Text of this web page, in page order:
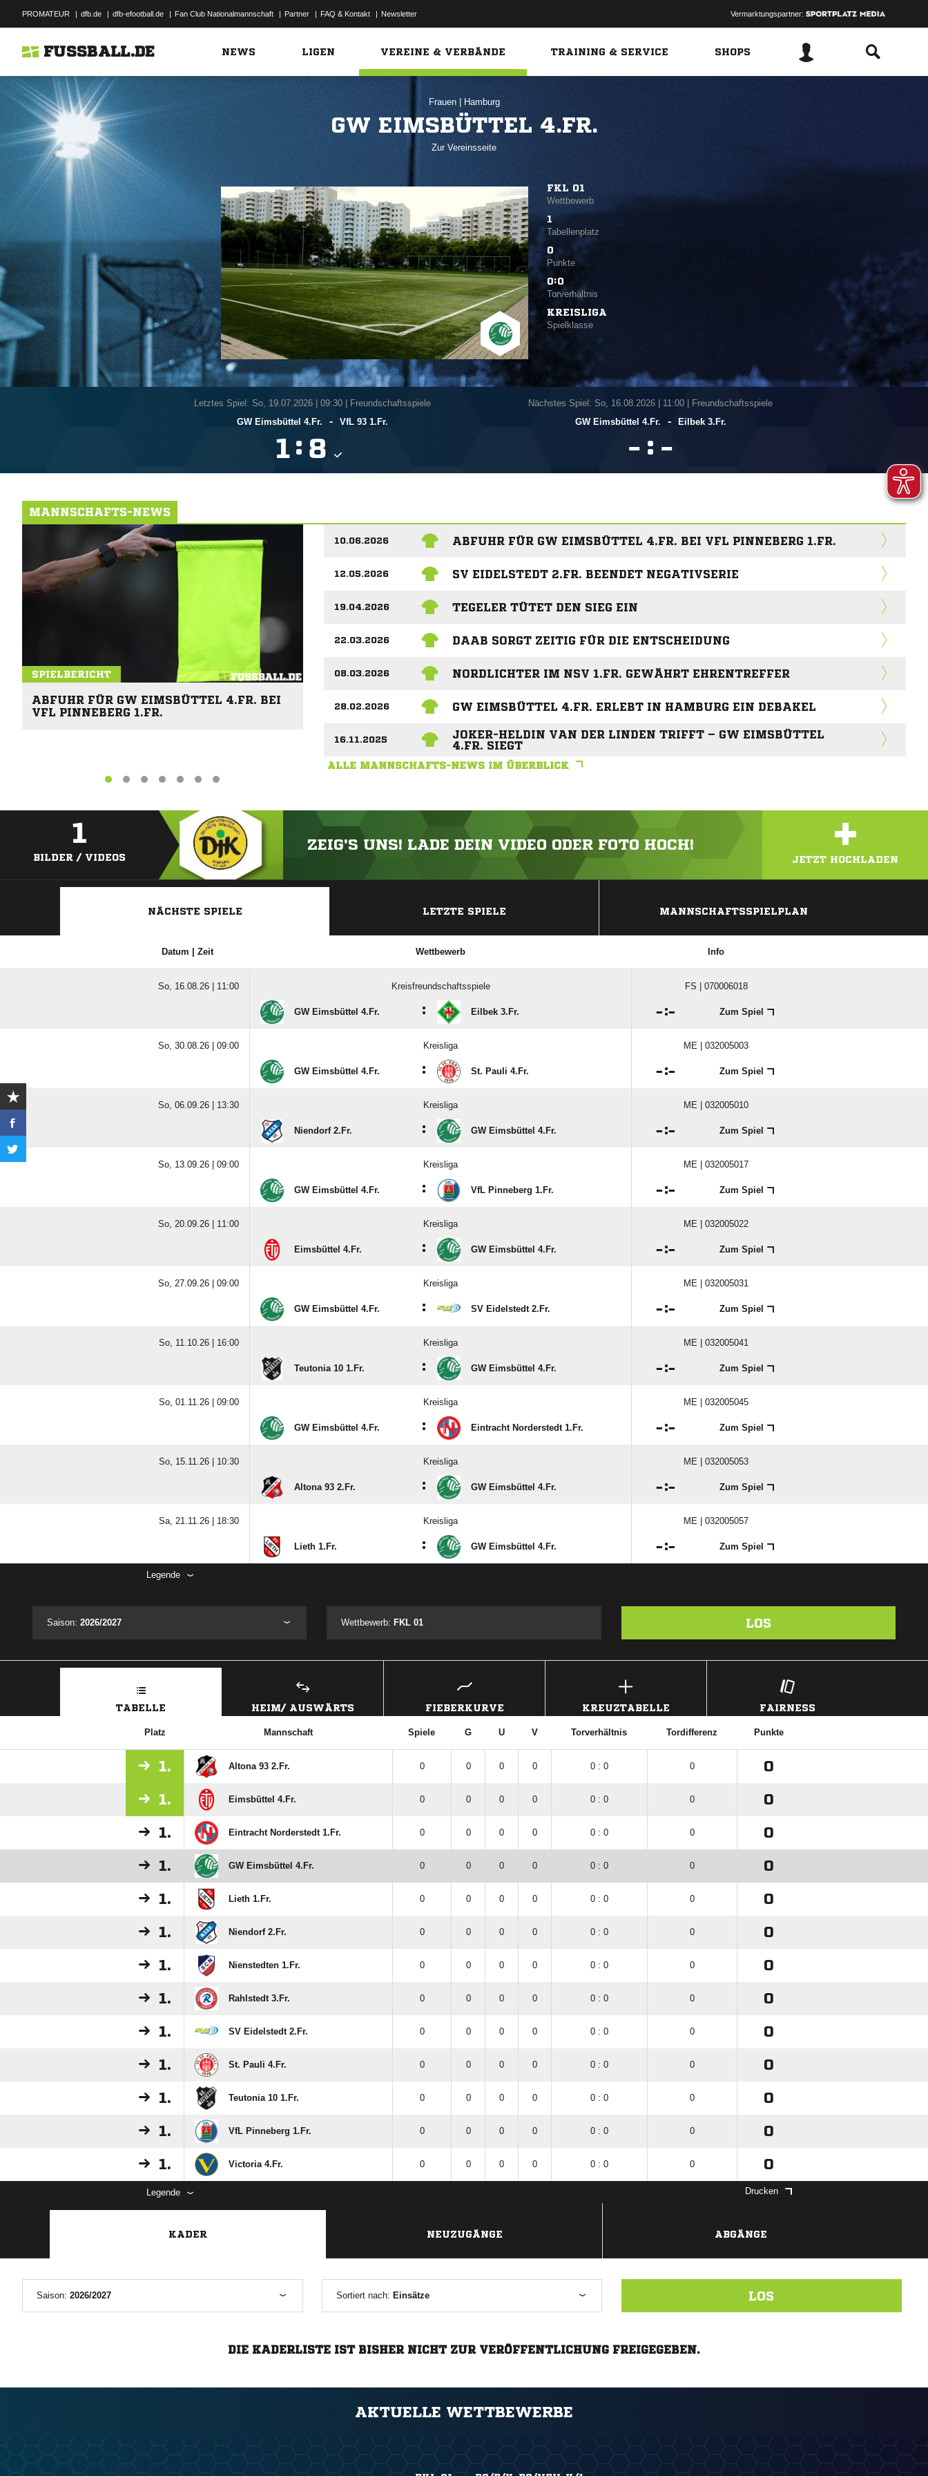
PROMATEUR | dfb.de | dfb-efootball.de | Fan Club Nationalmannschaft | Partner | FAQ & Kontakt | Newsletter Vermarktungspartner:
FUSSBALL.DE NEWS LIGEN VEREINE & VERBÄNDE TRAINING & SERVICE SHOPS
Frauen Hamburg
GW EIMSBÜTTEL 4.FR.
Zur Vereinsseite
FKL 01
Wettbewerb
1
Tabellenplatz
0
Punkte
0:0
Torverhältnis
KREISLIGA
Spielklasse
Letztes Spiel: So, 19.07.2026| 09:30 | Freundschaftsspiele
GW Eimsbüttel 4.Fr.
- VfL 93 1.Fr.
 : 
Nächstes Spiel: So, 16.08.2026
11:00 | Freundschaftsspiele
GW Eimsbüttel 4.Fr.
- Eilbek 3.Fr.
 : 
MANNSCHAFTS-NEWS
SPIELBERICHT
ABFUHR FÜR GW EIMSBÜTTEL 4.FR. BEI
VFL PINNEBERG 1.FR.
10.06.2026 ABFUHR FÜR GW EIMSBÜTTEL 4.FR. BEI VFL PINNEBERG 1.FR.
12.05.2026 SV EIDELSTEDT 2.FR. BEENDET NEGATIVSERIE
19.04.2026 TEGELER TÜTET DEN SIEG EIN
22.03.2026 DAAB SORGT ZEITIG FÜR DIE ENTSCHEIDUNG
08.03.2026 NORDLICHTER IM NSV 1.FR. GEWÄHRT EHRENTREFFER
28.02.2026 GW EIMSBÜTTEL 4.FR. ERLEBT IN HAMBURG EIN DEBAKEL
16.11.2025
JOKER-HELDIN VAN DER LINDEN TRIFFT – GW EIMSBÜTTEL
4.FR. SIEGT
ALLE MANNSCHAFTS-NEWS IM ÜBERBLICK
1
BILDER / VIDEOS
ZEIG'S UNS! LADE DEIN VIDEO ODER FOTO HOCH! +
JETZT HOCHLADEN
NÄCHSTE SPIELE LETZTE SPIELE MANNSCHAFTSSPIELPLAN
Datum | Zeit Wettbewerb Info
So, 16.08.26 | 11:00 Kreisfreundschaftsspiele FS | 070006018
GW Eimsbüttel 4.Fr. : Eilbek 3.Fr. : Zum Spiel
So, 30.08.26 | 09:00 Kreisliga ME | 032005003
GW Eimsbüttel 4.Fr. : St. Pauli 4.Fr. : Zum Spiel
So, 06.09.26 | 13:30 Kreisliga ME | 032005010
Niendorf 2.Fr. : GW Eimsbüttel 4.Fr. : Zum Spiel
So, 13.09.26 | 09:00 Kreisliga ME | 032005017
GW Eimsbüttel 4.Fr. : VfL Pinneberg 1.Fr. : Zum Spiel
So, 20.09.26 | 11:00 Kreisliga ME | 032005022
Eimsbüttel 4.Fr. : GW Eimsbüttel 4.Fr. : Zum Spiel
So, 27.09.26 | 09:00 Kreisliga ME | 032005031
GW Eimsbüttel 4.Fr. : SV Eidelstedt 2.Fr. : Zum Spiel
So, 11.10.26 | 16:00 Kreisliga ME | 032005041
Teutonia 10 1.Fr. : GW Eimsbüttel 4.Fr. : Zum Spiel
So, 01.11.26 | 09:00 Kreisliga ME | 032005045
GW Eimsbüttel 4.Fr. : Eintracht Norderstedt 1.Fr. : Zum Spiel
So, 15.11.26 | 10:30 Kreisliga ME | 032005053
Altona 93 2.Fr. : GW Eimsbüttel 4.Fr. : Zum Spiel
Sa, 21.11.26 | 18:30 Kreisliga ME | 032005057
Lieth 1.Fr. : GW Eimsbüttel 4.Fr. : Zum Spiel
Legende
Saison: 2026/2027 Wettbewerb: FKL 01 LOS
TABELLE HEIM/ AUSWÄRTS FIEBERKURVE KREUZTABELLE FAIRNESS
Platz Mannschaft Spiele G U V Torverhältnis Tordifferenz Punkte
1. Altona 93 2.Fr. 0 0 0 0 0 : 0 0 0
1. Eimsbüttel 4.Fr. 0 0 0 0 0 : 0 0 0
1. Eintracht Norderstedt 1.Fr. 0 0 0 0 0 : 0 0 0
1. GW Eimsbüttel 4.Fr. 0 0 0 0 0 : 0 0 0
1. Lieth 1.Fr. 0 0 0 0 0 : 0 0 0
1. Niendorf 2.Fr. 0 0 0 0 0 : 0 0 0
1. Nienstedten 1.Fr. 0 0 0 0 0 : 0 0 0
1. Rahlstedt 3.Fr. 0 0 0 0 0 : 0 0 0
1. SV Eidelstedt 2.Fr. 0 0 0 0 0 : 0 0 0
1. St. Pauli 4.Fr. 0 0 0 0 0 : 0 0 0
1. Teutonia 10 1.Fr. 0 0 0 0 0 : 0 0 0
1. VfL Pinneberg 1.Fr. 0 0 0 0 0 : 0 0 0
1. Victoria 4.Fr. 0 0 0 0 0 : 0 0 0
Legende Drucken
KADER NEUZUGÄNGE ABGÄNGE
Saison: 2026/2027 Sortiert nach: Einsätze LOS
DIE KADERLISTE IST BISHER NICHT ZUR VERÖFFENTLICHUNG FREIGEGEBEN.
AKTUELLE WETTBEWERBE